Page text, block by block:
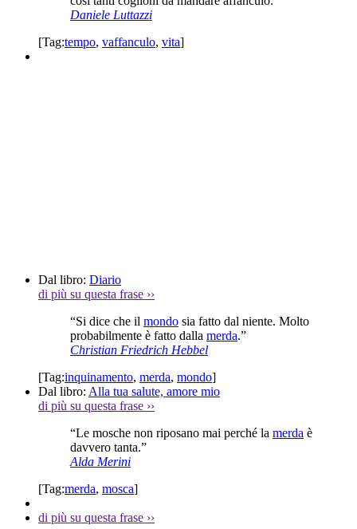
Daniele Luttazzi
[Tag:tempo, vaffanculo, vita]
Dal libro: Diario
di più su questa frase ››
“Si dice che il mondo sia fatto dal niente. Molto
probabilmente è fatto dalla merda.”
Christian Friedrich Hebbel
[Tag:inquinamento, merda, mondo]
Dal libro: Alla tua salute, amore mio
di più su questa frase ››
“Le mosche non riposano mai perché la merda è
davvero tanta.”
Alda Merini
[Tag:merda, mosca]
di più su questa frase ››